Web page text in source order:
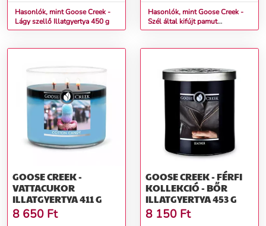
Hasonlók, mint Goose Creek -
Lágy szellő Illatgyertya 450 g
Hasonlók, mint Goose Creek -
Szél által kifújt pamut
Illatgyertya 680 g
GOOSE CREEK -
VATTACUKOR
ILLATGYERTYA 411 G
8 650 Ft
GOOSE CREEK - FÉRFI
KOLLEKCIÓ - BŐR
ILLATGYERTYA 453 G
8 150 Ft